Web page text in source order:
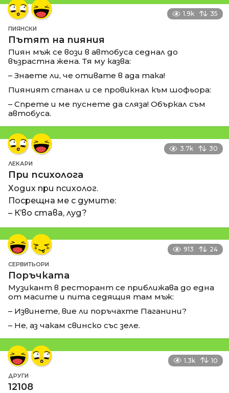
1.9k 35
ПИЯНСКИ
Пътят на пияния
Пиян мъж се вози в автобуса седнал до
възрастна жена. Тя му казва:
– Знаете ли, че отивате в ада така!
Пияният станал и се провикнал към шофьора:
– Спрете и ме пуснете да сляза! Объркал съм
автобуса.
3.7k 30
ЛЕКАРИ
При психолога
Ходих при психолог.
Посрещна ме с думите:
– К’во става, луд?
913 24
СЕРВИТЬОРИ
Поръчката
Музикант в ресторант се приближава до една
от масите и пита седящия там мъж:
– Извинете, вие ли поръчахте Паганини?
– Не, аз чакам свинско със зеле.
1.3k 10
ДРУГИ
12108